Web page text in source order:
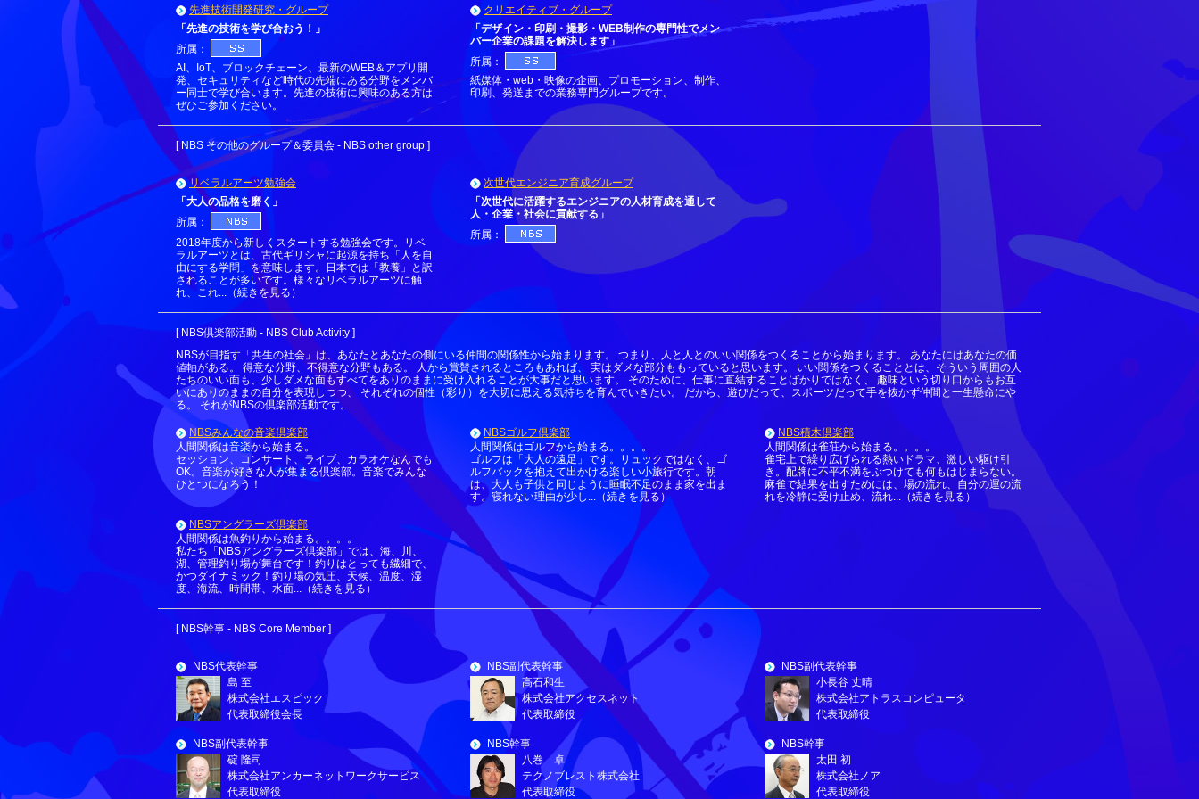
先進技術開発研究・グループ
「先進の技術を学び合おう！」
所属：
AI、IoT、ブロックチェーン、最新のWEB＆アプリ開
発、セキュリティなど時代の先端にある分野をメンバ
ー同士で学び合います。先進の技術に興味のある方は
ぜひご参加ください。
クリエイティブ・グループ
「デザイン・印刷・撮影・WEB制作の専門性でメン
バー企業の課題を解決します」
所属：
紙媒体・web・映像の企画、プロモーション、制作、
印刷、発送までの業務専門グループです。
[ NBS その他のグループ＆委員会 - NBS other group ]
リベラルアーツ勉強会
「大人の品格を磨く」
所属：
2018年度から新しくスタートする勉強会です。リベ
ラルアーツとは、古代ギリシャに起源を持ち「人を自
由にする学問」を意味します。日本では「教養」と訳
されることが多いです。様々なリベラルアーツに触
れ、これ...（続きを見る）
次世代エンジニア育成グループ
「次世代に活躍するエンジニアの人材育成を通して
人・企業・社会に貢献する」
所属：
[ NBS倶楽部活動 - NBS Club Activity ]
NBSが目指す「共生の社会」は、あなたとあなたの側にいる仲間の関係性から始まります。 つまり、人と人とのいい関係をつくることから始まります。 あなたにはあなたの価
値軸がある。 得意な分野、不得意な分野もある。 人から賞賛されるところもあれば、 実はダメな部分ももっていると思います。 いい関係をつくることとは、そういう周囲の人
たちのいい面も、少しダメな面もすべてをありのままに受け入れることが大事だと思います。 そのために、仕事に直結することばかりではなく、 趣味という切り口からもお互
いにありのままの自分を表現しつつ、 それぞれの個性（彩り）を大切に思える気持ちを育んでいきたい。 だから、遊びだって、スポーツだって手を抜かず仲間と一生懸命にや
る。 それがNBSの倶楽部活動です。
NBSみんなの音楽倶楽部
人間関係は音楽から始まる。
セッション、コンサート、ライブ、カラオケなんでも
OK。音楽が好きな人が集まる倶楽部。音楽でみんな
ひとつになろう！
NBSゴルフ倶楽部
人間関係はゴルフから始まる。。。。
ゴルフは「大人の遠足」です。リュックではなく、ゴ
ルフバックを抱えて出かける楽しい小旅行です。朝
は、大人も子供と同じように睡眠不足のまま家を出ま
す。寝れない理由が少し...（続きを見る）
NBS積木倶楽部
人間関係は雀荘から始まる。。。。
雀宅上で繰り広げられる熱いドラマ、激しい駆け引
き。配牌に不平不満をぶつけても何もはじまらない。
麻雀で結果を出すためには、場の流れ、自分の運の流
れを冷静に受け止め、流れ...（続きを見る）
NBSアングラーズ倶楽部
人間関係は魚釣りから始まる。。。。
私たち「NBSアングラーズ倶楽部」では、海、川、
湖、管理釣り場が舞台です！釣りはとっても繊細で、
かつダイナミック！釣り場の気圧、天候、温度、湿
度、海流、時間帯、水面...（続きを見る）
[ NBS幹事 - NBS Core Member ]
NBS代表幹事
島 至
株式会社エスピック
代表取締役会長
NBS副代表幹事
高石和生
株式会社アクセスネット
代表取締役
NBS副代表幹事
小長谷 丈晴
株式会社アトラスコンピュータ
代表取締役
NBS副代表幹事
碇 隆司
株式会社アンカーネットワークサービス
代表取締役
NBS幹事
八巻 卓
テクノブレスト株式会社
代表取締役
NBS幹事
太田 初
株式会社ノア
代表取締役